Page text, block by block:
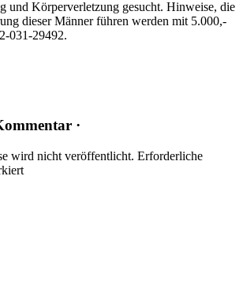
und Körperverletzung gesucht. Hinweise, die
dieser Männer führen werden mit 5.000,-
031-29492.
·
wird nicht veröffentlicht. Erforderliche